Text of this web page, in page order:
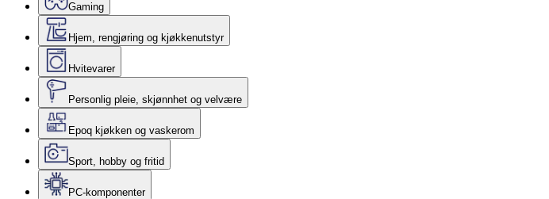
Gaming
Hjem, rengjøring og kjøkkenutstyr
Hvitevarer
Personlig pleie, skjønnhet og velvære
Epoq kjøkken og vaskerom
Sport, hobby og fritid
PC-komponenter